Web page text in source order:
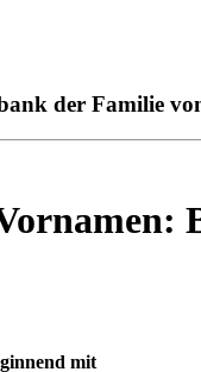
der Familie
mit